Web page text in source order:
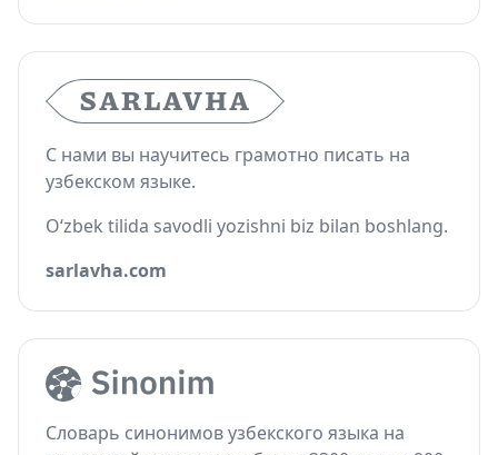
С нами вы научитесь грамотно писать на
узбекском языке.
O‘zbek tilida savodli yozishni biz bilan boshlang.
sarlavha.com
Словарь синонимов узбекского языка на